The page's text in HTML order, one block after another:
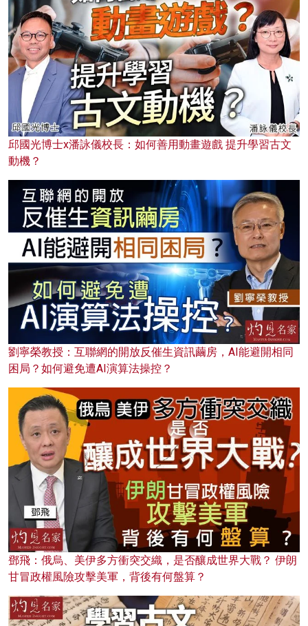
邱國光博士x潘詠儀校長：如何善用動畫遊戲 提升學習古文
動機？
劉寧榮教授：互聯網的開放反催生資訊繭房，AI能避開相同
困局？如何避免遭AI演算法操控？
鄧飛：俄烏、美伊多方衝突交織，是否釀成世界大戰？ 伊朗
甘冒政權風險攻擊美軍，背後有何盤算？